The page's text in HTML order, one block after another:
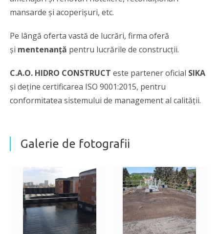
mansarde și acoperișuri, etc.
Pe lângă oferta vastă de lucrări, firma oferă
și mentenanță pentru lucrările de construcții.
C.A.O. HIDRO CONSTRUCT este partener oficial SIKA
şi deţine certificarea ISO 9001:2015, pentru
conformitatea sistemului de management al calităţii.
Galerie de fotografii